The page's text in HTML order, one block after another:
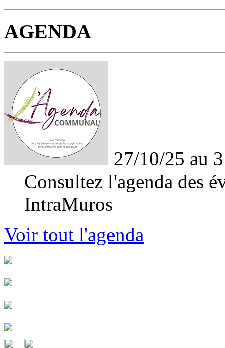
AGENDA
27/10/25 au
Consultez l'agenda des
IntraMuros
Voir tout l'agenda